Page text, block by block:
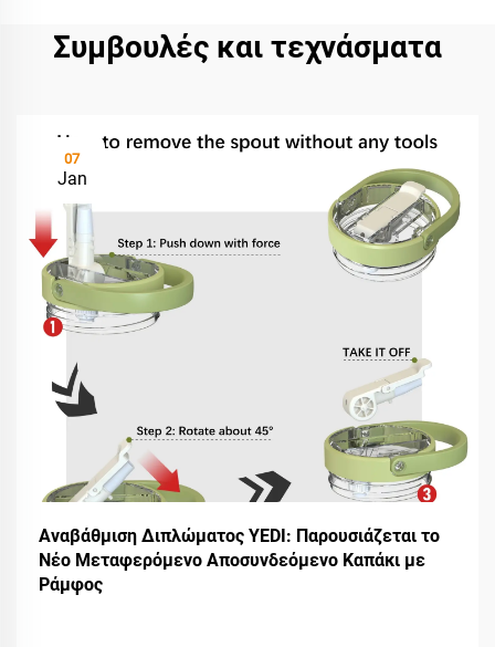
Συμβουλές και τεχνάσματα
07
Jan
Αναβάθμιση Διπλώματος YEDI: Παρουσιάζεται το
Νέο Μεταφερόμενο Αποσυνδεόμενο Καπάκι με
Ράμφος